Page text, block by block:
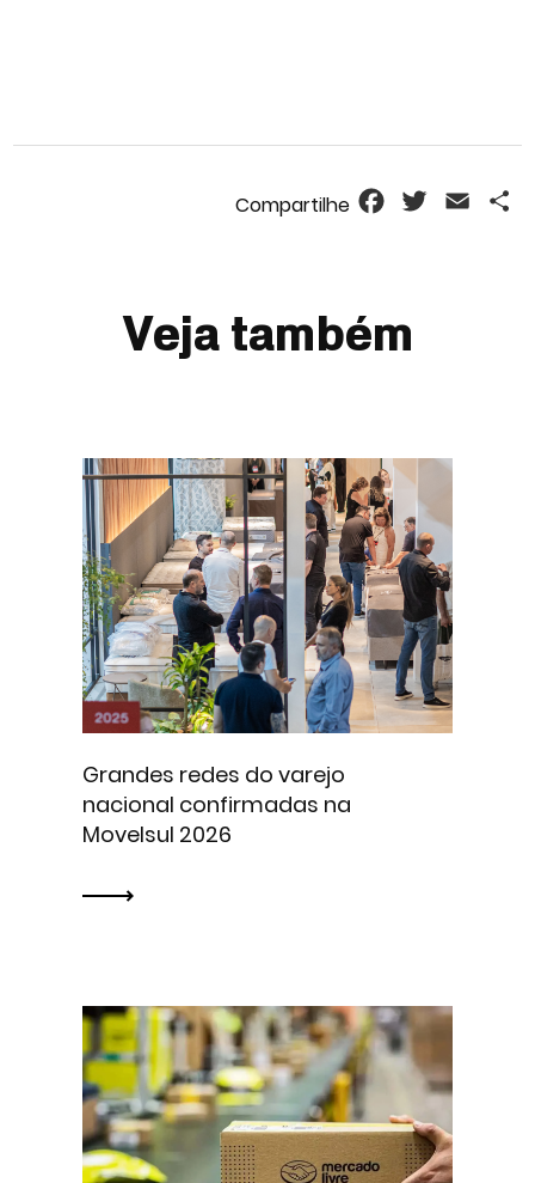
FacebookTwitterEmail
Veja também
Grandes redes do varejo
nacional confirmadas na
Movelsul 2026